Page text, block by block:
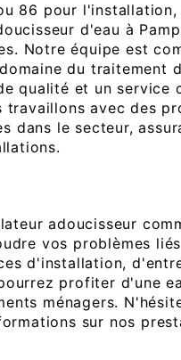
86 pour
d'eau à
Notre équipe est
du traitement
qualité et un service
travaillons avec des
dans le secteur,
adoucisseur
vos problèmes
d'installation,
profiter d'une
ménagers.
sur nos